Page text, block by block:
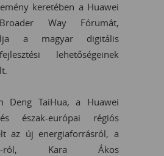
keretében a Huawei
Way Fórumát,
a magyar digitális
lehetőségeinek
Deng TaiHua, a Huawei
észak-európai régiós
az új energiaforrásról, a
ról, Kara Ákos